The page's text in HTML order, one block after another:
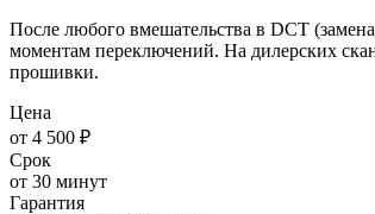
После любого вмешательства в DCT
моментам переключений. На дилерских
прошивки.
Цена
от 4 500 ₽
Срок
от 30 минут
Гарантия